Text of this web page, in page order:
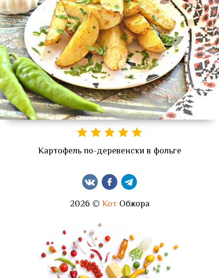
Картофель по-деревенски в фольге
2026 © КотОбжора